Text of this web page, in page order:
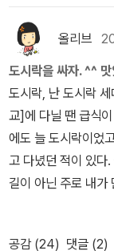
한다고 미리 전화로
한국사를 배우고
고... 한국어 낱말 뜻을 이해하기 쉽게 풀이한 <나의 첫 국어사
전>과 예전엔 빵을 만들어 팔기도 했는데 한국에 와선 시간이 없어
만들지 못한다고 아
엔 <아름다운 가치
약했고... 나탈리아씨는 한국요리에 관심이 많다며 요리책을 빌
려갔다. 일요일엔 개관하지 않고 편히 쉬는데 이제는 도서관 이용자
다. 앞으로 일요일
내가 알고 있는 러시
무엇을 만드나 고민
엔 지난번과 다른분
라는 분이 쓰신 <사
블루베리스콘>이다.
건포도를 사용했다.
맘데로 바꾸기도 한
키친타월에 받쳐서
40g, 박력분 200g,
크림 100g, 바닐라
0g, 달걀물 또는 우
난다. 아래로 떨어지
올리브
도시락을 싸자. ^^
도시락, 난 도시락
교]에 다닐 땐 급식
에도 늘 도시락이었
고 다녔던 적이 있다
길이 아닌 주로 내가
고 와서 친구들과
공감 (24) 댓글 (2)